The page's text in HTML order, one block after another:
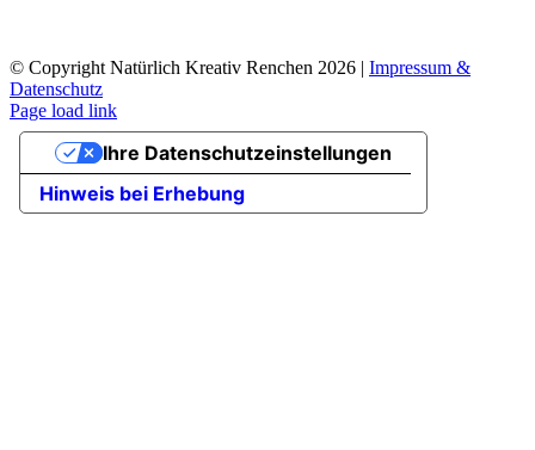
© Copyright Natürlich Kreativ Renchen 2026 | Impressum &
Datenschutz
Facebook
Instagram
Page load link
Nach
Hinweis bei Erhebung
Ihre Datenschutzeinstellungen